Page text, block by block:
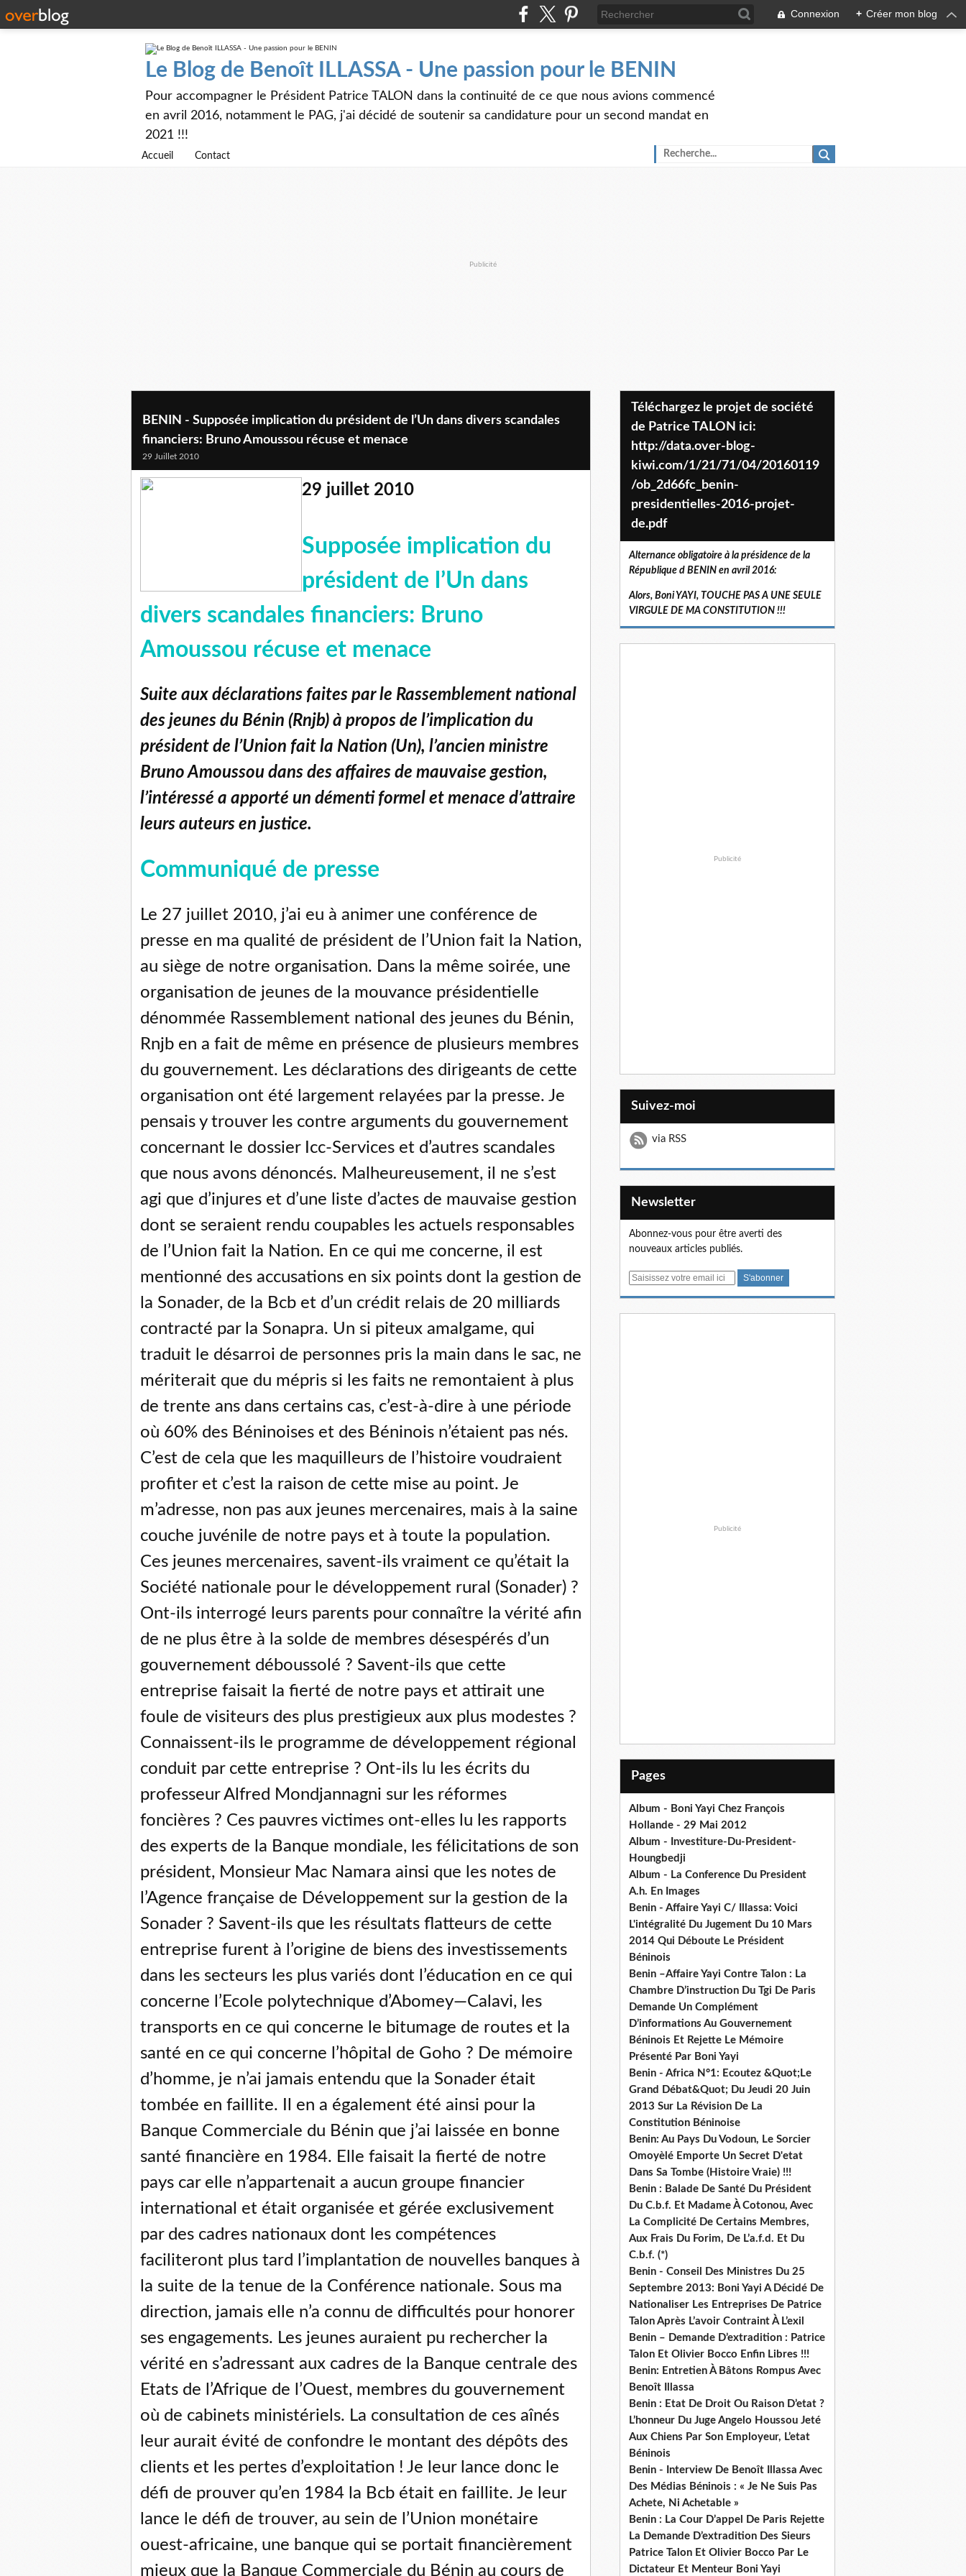
Connexion + Créer mon blog
Le Blog de Benoît ILLASSA - Une passion pour le BENIN
Pour accompagner le Président Patrice TALON dans la continuité de ce que nous avions commencé
en avril 2016, notamment le PAG, j'ai décidé de soutenir sa candidature pour un second mandat en
2021 !!!
Accueil Contact
Publicité
BENIN - Supposée implication du président de l’Un dans divers scandales
financiers: Bruno Amoussou récuse et menace
29 Juillet 2010
29 juillet 2010
Supposée implication du
président de l’Un dans
divers scandales financiers: Bruno
Amoussou récuse et menace
Suite aux déclarations faites par le Rassemblement national
des jeunes du Bénin (Rnjb) à propos de l’implication du
président de l’Union fait la Nation (Un), l’ancien ministre
Bruno Amoussou dans des affaires de mauvaise gestion,
l’intéressé a apporté un démenti formel et menace d’attraire
leurs auteurs en justice.
Communiqué de presse
Le 27 juillet 2010, j’ai eu à animer une conférence de
presse en ma qualité de président de l’Union fait la Nation,
au siège de notre organisation. Dans la même soirée, une
organisation de jeunes de la mouvance présidentielle
dénommée Rassemblement national des jeunes du Bénin,
Rnjb en a fait de même en présence de plusieurs membres
du gouvernement. Les déclarations des dirigeants de cette
organisation ont été largement relayées par la presse. Je
pensais y trouver les contre arguments du gouvernement
concernant le dossier Icc-Services et d’autres scandales
que nous avons dénoncés. Malheureusement, il ne s’est
agi que d’injures et d’une liste d’actes de mauvaise gestion
dont se seraient rendu coupables les actuels responsables
de l’Union fait la Nation. En ce qui me concerne, il est
mentionné des accusations en six points dont la gestion de
la Sonader, de la Bcb et d’un crédit relais de 20 milliards
contracté par la Sonapra. Un si piteux amalgame, qui
traduit le désarroi de personnes pris la main dans le sac, ne
mériterait que du mépris si les faits ne remontaient à plus
de trente ans dans certains cas, c’est-à-dire à une période
où 60% des Béninoises et des Béninois n’étaient pas nés.
C’est de cela que les maquilleurs de l’histoire voudraient
profiter et c’est la raison de cette mise au point. Je
m’adresse, non pas aux jeunes mercenaires, mais à la saine
couche juvénile de notre pays et à toute la population.
Ces jeunes mercenaires, savent-ils vraiment ce qu’était la
Société nationale pour le développement rural (Sonader) ?
Ont-ils interrogé leurs parents pour connaître la vérité afin
de ne plus être à la solde de membres désespérés d’un
gouvernement déboussolé ? Savent-ils que cette
entreprise faisait la fierté de notre pays et attirait une
foule de visiteurs des plus prestigieux aux plus modestes ?
Connaissent-ils le programme de développement régional
conduit par cette entreprise ? Ont-ils lu les écrits du
professeur Alfred Mondjannagni sur les réformes
foncières ? Ces pauvres victimes ont-elles lu les rapports
des experts de la Banque mondiale, les félicitations de son
président, Monsieur Mac Namara ainsi que les notes de
l’Agence française de Développement sur la gestion de la
Sonader ? Savent-ils que les résultats flatteurs de cette
entreprise furent à l’origine de biens des investissements
dans les secteurs les plus variés dont l’éducation en ce qui
concerne l’Ecole polytechnique d’Abomey—Calavi, les
transports en ce qui concerne le bitumage de routes et la
santé en ce qui concerne l’hôpital de Goho ? De mémoire
d’homme, je n’ai jamais entendu que la Sonader était
tombée en faillite. Il en a également été ainsi pour la
Banque Commerciale du Bénin que j’ai laissée en bonne
santé financière en 1984. Elle faisait la fierté de notre
pays car elle n’appartenait a aucun groupe financier
international et était organisée et gérée exclusivement
par des cadres nationaux dont les compétences
faciliteront plus tard l’implantation de nouvelles banques à
la suite de la tenue de la Conférence nationale. Sous ma
direction, jamais elle n’a connu de difficultés pour honorer
ses engagements. Les jeunes auraient pu rechercher la
vérité en s’adressant aux cadres de la Banque centrale des
Etats de l’Afrique de l’Ouest, membres du gouvernement
où de cabinets ministériels. La consultation de ces aînés
leur aurait évité de confondre le montant des dépôts des
clients et les pertes d’exploitation ! Je leur lance donc le
défi de prouver qu’en 1984 la Bcb était en faillite. Je leur
lance le défi de trouver, au sein de l’Union monétaire
ouest-africaine, une banque qui se portait financièrement
mieux que la Banque Commerciale du Bénin au cours de
Téléchargez le projet de société
de Patrice TALON ici:
http://data.over-blog-
kiwi.com/1/21/71/04/20160119
/ob_2d66fc_benin-
presidentielles-2016-projet-
de.pdf
Alternance obligatoire à la présidence de la
République d BENIN en avril 2016:
Alors, Boni YAYI, TOUCHE PAS A UNE SEULE
VIRGULE DE MA CONSTITUTION !!!
Publicité
Suivez-moi
via RSS
Newsletter
Abonnez-vous pour être averti des
nouveaux articles publiés.
E
Publicité
Pages
Album - Boni Yayi Chez François
Hollande - 29 Mai 2012
Album - Investiture-Du-President-
Houngbedji
Album - La Conference Du President
A.h. En Images
Benin - Affaire Yayi C/ Illassa: Voici
L'intégralité Du Jugement Du 10 Mars
2014 Qui Déboute Le Président
Béninois
Benin –Affaire Yayi Contre Talon : La
Chambre D’instruction Du Tgi De Paris
Demande Un Complément
D’informations Au Gouvernement
Béninois Et Rejette Le Mémoire
Présenté Par Boni Yayi
Benin - Africa N°1: Ecoutez &Quot;Le
Grand Débat&Quot; Du Jeudi 20 Juin
2013 Sur La Révision De La
Constitution Béninoise
Benin: Au Pays Du Vodoun, Le Sorcier
Omoyèlé Emporte Un Secret D'etat
Dans Sa Tombe (Histoire Vraie) !!!
Benin : Balade De Santé Du Président
Du C.b.f. Et Madame À Cotonou, Avec
La Complicité De Certains Membres,
Aux Frais Du Forim, De L’a.f.d. Et Du
C.b.f. (*)
Benin - Conseil Des Ministres Du 25
Septembre 2013: Boni Yayi A Décidé De
Nationaliser Les Entreprises De Patrice
Talon Après L’avoir Contraint À L’exil
Benin – Demande D’extradition : Patrice
Talon Et Olivier Bocco Enfin Libres !!!
Benin: Entretien À Bâtons Rompus Avec
Benoît Illassa
Benin : Etat De Droit Ou Raison D’etat ?
L’honneur Du Juge Angelo Houssou Jeté
Aux Chiens Par Son Employeur, L’etat
Béninois
Benin - Interview De Benoît Illassa Avec
Des Médias Béninois : « Je Ne Suis Pas
Achete, Ni Achetable »
Benin : La Cour D’appel De Paris Rejette
La Demande D’extradition Des Sieurs
Patrice Talon Et Olivier Bocco Par Le
Dictateur Et Menteur Boni Yayi